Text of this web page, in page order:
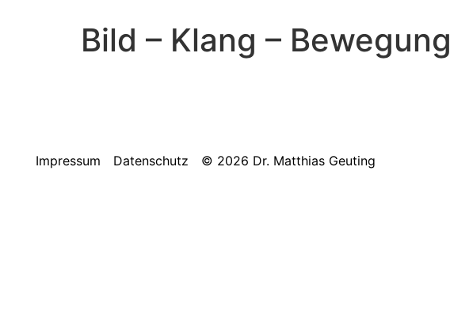
Bild – Klang – Bewegung
Impressum Datenschutz © 2026 Dr. Matthias Geuting